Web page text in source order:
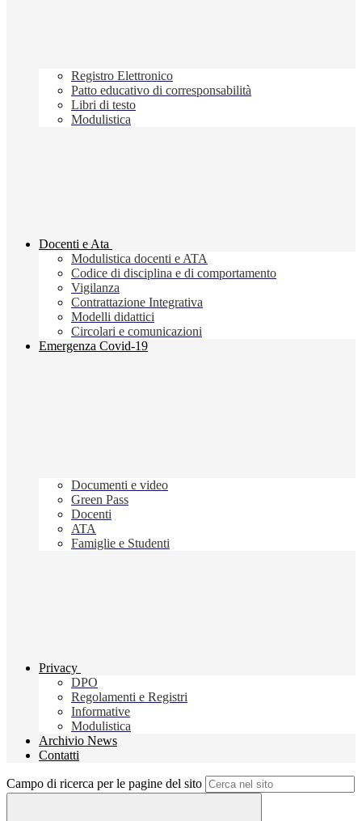
Registro Elettronico
Patto educativo di corresponsabilità
Libri di testo
Modulistica
Docenti e Ata
Modulistica docenti e ATA
Codice di disciplina e di comportamento
Vigilanza
Contrattazione Integrativa
Modelli didattici
Circolari e comunicazioni
Emergenza Covid-19
Documenti e video
Green Pass
Docenti
ATA
Famiglie e Studenti
Privacy
DPO
Regolamenti e Registri
Informative
Modulistica
Archivio News
Contatti
Campo di ricerca per le pagine del sito